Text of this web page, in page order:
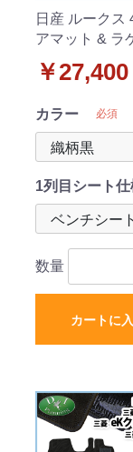
日産 ルークス
アマット & ラ
ット 織柄シリ
￥27,400
カラー 必須
1列目シート仕
数量
カートに